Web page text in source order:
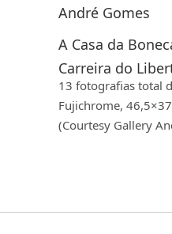
André Gomes
A Casa da
Carreira do
13 fotografias total
Fujichrome,
(Courtesy Gallery